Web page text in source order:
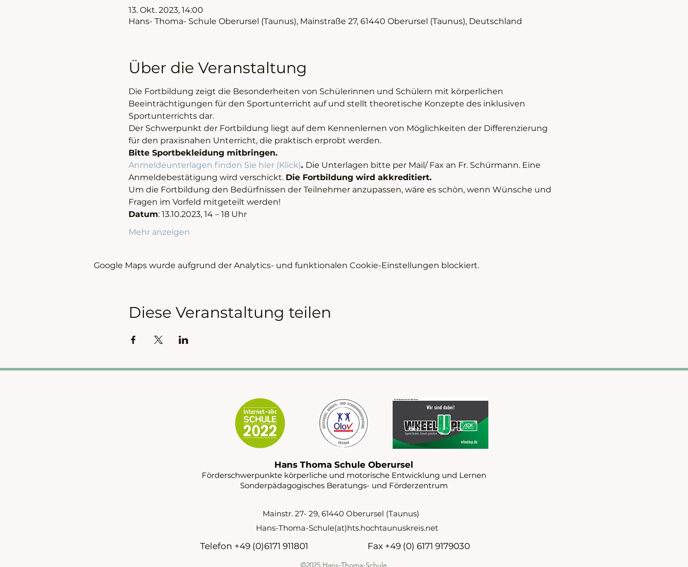
13. Okt. 2023, 14:00
Hans- Thoma- Schule Oberursel (Taunus), Mainstraße 27, 61440 Oberursel (Taunus), Deutschland
Über die Veranstaltung
Die Fortbildung zeigt die Besonderheiten von Schülerinnen und Schülern mit körperlichen
Beeinträchtigungen für den Sportunterricht auf und stellt theoretische Konzepte des inklusiven
Sportunterrichts dar.
Der Schwerpunkt der Fortbildung liegt auf dem Kennenlernen von Möglichkeiten der Differenzierung
für den praxisnahen Unterricht, die praktisch erprobt werden.
Bitte Sportbekleidung mitbringen.
Anmeldeunterlagen finden Sie hier (Klick). Die Unterlagen bitte per Mail/ Fax an Fr. Schürmann. Eine
Anmeldebestätigung wird verschickt. Die Fortbildung wird akkreditiert.
Um die Fortbildung den Bedürfnissen der Teilnehmer anzupassen, wäre es schön, wenn Wünsche und
Fragen im Vorfeld mitgeteilt werden!
Datum: 13.10.2023, 14 – 18 Uhr
Mehr anzeigen
Google Maps wurde aufgrund der Analytics- und funktionalen Cookie-Einstellungen blockiert.
Diese Veranstaltung teilen
Hans Thoma Schule Oberursel
Förderschwerpunkte körperliche und motorische Entwicklung und Lernen
Sonderpädagogisches Beratungs- und Förderzentrum
Mainstr. 27- 29, 61440 Oberursel (Taunus)
Hans-Thoma-Schule(at)hts.hochtaunuskreis.net
Telefon +49 (0)6171 911801 Fax +49 (0) 6171 9179030
©2025 Hans-Thoma-Schule